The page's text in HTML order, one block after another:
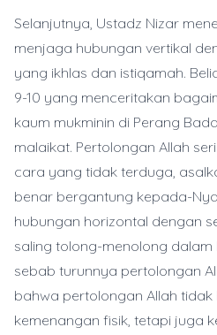
Selanjutnya, Ustadz Nizar
menjaga hubungan vertikal
yang ikhlas dan istiqamah.
9-10 yang menceritakan
kaum mukminin di Perang
malaikat. Pertolongan Allah
cara yang tidak terduga,
benar bergantung kepada-
hubungan horizontal dengan
saling tolong-menolong
sebab turunnya pertolongan
bahwa pertolongan Allah
kemenangan fisik, tetapi juga